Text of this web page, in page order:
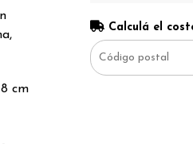
cm
Calculá el